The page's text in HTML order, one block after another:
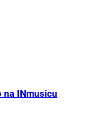
na INmusicu